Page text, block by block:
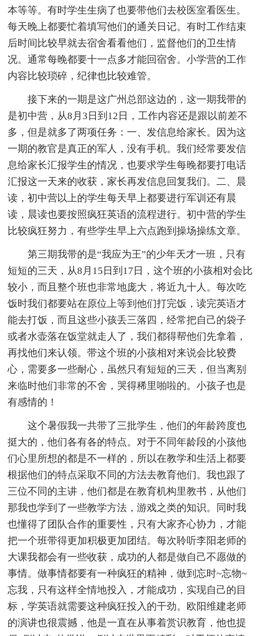
本等等。有时学生生病了也要带他们去校医室看医生。
每天晚上都要忙着填写他们的通关日记。有时工作结束
后时间比较早就去宿舍看看他们，监督他们的卫生情
况。通常每晚都要十一点多才能回宿舍。小学营的工作
内容比较琐碎，纪律也比较难管。
接下来的一期是这广州总部这边的，这一期我带的
是初中营，从8月3日到12日，工作内容还是跟以前差不
多，但是就多了两项任务：一、发信息给家长。因为这
一期的教官是真正的军人，没有手机。我们经常要发信
息给家长汇报学生的情况，也要求学生每晚都要打电话
汇报这一天来的收获，家长再发信息回复我们。二、晨
读，初中营以上的学生每天早上都要进行军训还有晨
读，晨读也要按照疯狂英语的流程进行。初中营的学生
比较疯狂努力，有些学生早上六点跑到操场操练文章。
第三期我带的是“我应为王”的少年天才一班，只有
短短的三天，从8月15日到17日，这个班的小孩相对会比
较小，而且整个班也非常地庞大，将近九十人。每次吃
饭时我们都要站在原位上等到他们打完饭，读完英语才
能去打饭，而且这些小孩丢三落四，经常把自己的袋子
或者水壶落在饭堂就走人了，我们都得帮他们先拿着，
再找他们来认领。带这个班的小孩相对来说会比较费
心，需要多一些耐心，虽然只有短短的三天，但当离别
来临时他们非常的不舍，哭得稀里啪啦的。小孩子也是
有感情的！
这个暑假我一共带了三批学生，他们的年龄跨度也
挺大的，他们各有各的特点。对于不同年龄段的小孩他
们心里所想的都是不一样的，所以在教学和生活上都要
根据他们的特点采取不同的方法去教育他们。我也跟了
三位不同的主讲，他们都是在教育机构里教书，从他们
那我也学到了一些教学方法，游戏之类的知识。同时我
也懂得了团队合作的重要性，只有大家齐心协力，才能
把一个班带得更加积极更加团结。每次聆听李阳老师的
大课我都会有一些收获，成功的人都是做自己不愿做的
事情。做事情都要有一种疯狂的精神，做到忘时~忘物~
忘我，只有这样全情地投入，才能成功，实现自己的目
标，学英语就需要这种疯狂投入的干劲。欧阳维建老师
的演讲也很震撼，他是一直在从事着赏识教育，他也提